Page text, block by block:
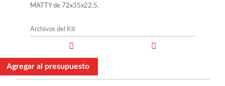
MATTY de 72x35x22.5.
Archivos del Kit
Agregar al presupuesto